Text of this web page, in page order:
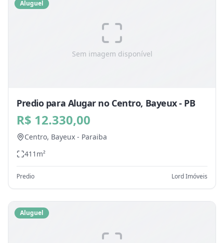
Sem imagem disponível
Aluguel
Predio para Alugar no Centro, Bayeux - PB
R$ 12.330,00
Centro, Bayeux - Paraiba
411 m²
Predio Lord Imóveis
Aluguel